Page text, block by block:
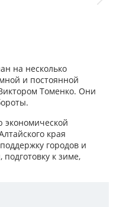
на несколько
и постоянной
Томенко. Они
экономической
края
городов и
к зиме,